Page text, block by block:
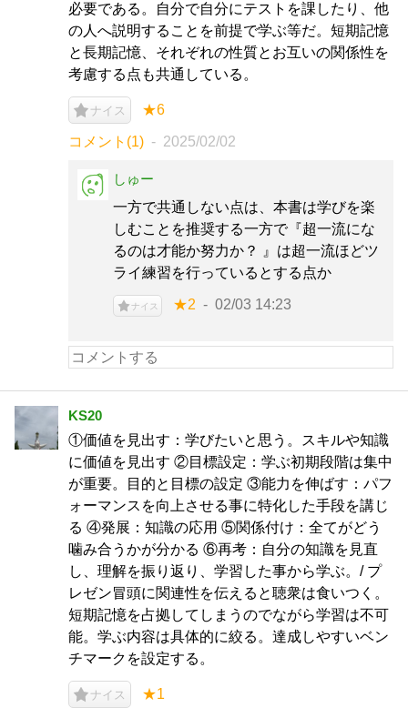
必要である。自分で自分にテストを課したり、他
の人へ説明することを前提で学ぶ等だ。短期記憶
と長期記憶、それぞれの性質とお互いの関係性を
考慮する点も共通している。
ナイス ★6
コメント(1) 2025/02/02
しゅー
一方で共通しない点は、本書は学びを楽
しむことを推奨する一方で『超一流にな
るのは才能か努力か？ 』は超一流ほどツ
ライ練習を行っているとする点か
ナイス ★2 02/03 14:23
KS20
①価値を見出す：学びたいと思う。スキルや知識
に価値を見出す ②目標設定：学ぶ初期段階は集中
が重要。目的と目標の設定 ③能力を伸ばす：パフ
ォーマンスを向上させる事に特化した手段を講じ
る ④発展：知識の応用 ⑤関係付け：全てがどう
噛み合うかが分かる ⑥再考：自分の知識を見直
し、理解を振り返り、学習した事から学ぶ。/ プ
レゼン冒頭に関連性を伝えると聴衆は食いつく。
短期記憶を占拠してしまうのでながら学習は不可
能。学ぶ内容は具体的に絞る。達成しやすいベン
チマークを設定する。
ナイス ★1